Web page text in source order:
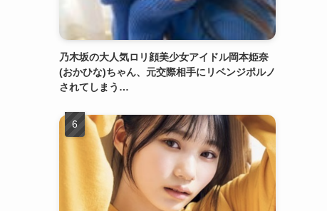
乃木坂の大人気ロリ顔美少女アイドル岡本姫奈
(おかひな)ちゃん、元交際相手にリベンジポルノ
されてしまう…